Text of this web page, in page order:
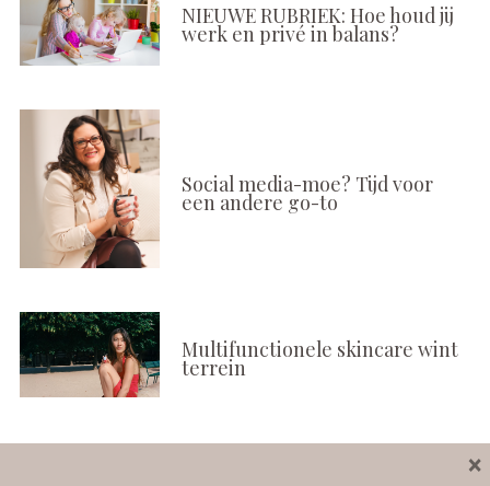
NIEUWE RUBRIEK: Hoe houd jij
werk en privé in balans?
Social media-moe? Tijd voor
een andere go-to
Multifunctionele skincare wint
terrein
×